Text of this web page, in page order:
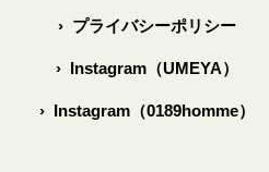
›プライバシーポリシー
›Instagram（UMEYA）
›Instagram（0189homme）